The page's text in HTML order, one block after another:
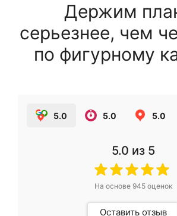
Держим
серьезнее, чем
по фигурному
5.0 5.0 5.0
5.0 из 5
На основе 945оценок
Оставить отзыв